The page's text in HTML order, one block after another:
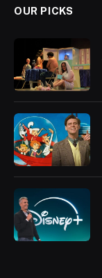
OUR PICKS